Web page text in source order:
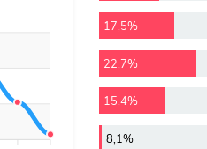
17,5%
22,7%
15,4%
8,1%